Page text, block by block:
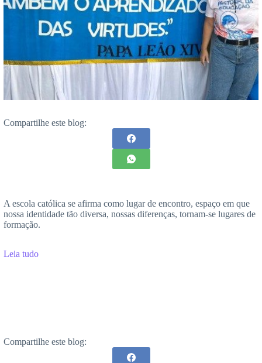
Compartilhe este blog:
A escola católica se afirma como lugar de encontro, espaço em que
nossa identidade tão diversa, nossas diferenças, tornam-se lugares de
formação.
Leia tudo
Compartilhe este blog: